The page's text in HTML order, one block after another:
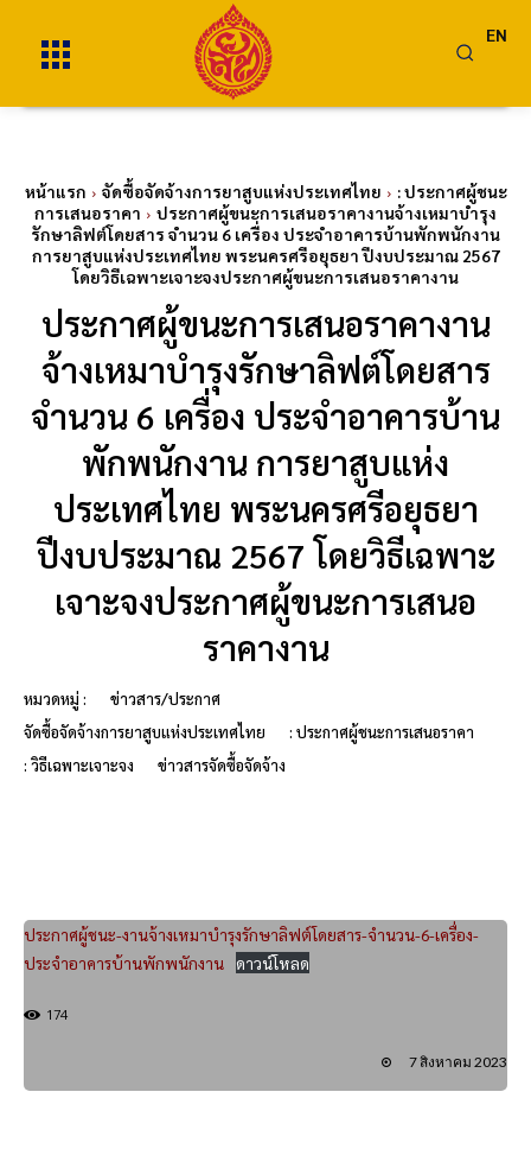
EN
หน้าแรก จัดซื้อจัดจ้างการยาสูบแห่งประเทศไทย
: ประกาศผู้ชนะ
การเสนอราคา
ประกาศผู้ขนะการเสนอราคางานจ้างเหมาบำรุง
รักษาลิฟต์โดยสาร จำนวน 6 เครื่อง ประจำอาคารบ้านพักพนักงาน
การยาสูบแห่งประเทศไทย พระนครศรีอยุธยา ปีงบประมาณ 2567
โดยวิธีเฉพาะเจาะจงประกาศผู้ขนะการเสนอราคางาน
ประกาศผู้ขนะการเสนอราคางาน
จ้างเหมาบำรุงรักษาลิฟต์โดยสาร
จำนวน 6 เครื่อง ประจำอาคารบ้าน
พักพนักงาน การยาสูบแห่ง
ประเทศไทย พระนครศรีอยุธยา
ปีงบประมาณ 2567 โดยวิธีเฉพาะ
เจาะจงประกาศผู้ขนะการเสนอ
ราคางาน
หมวดหมู่ :
ข่าวสาร/ประกาศ
จัดซื้อจัดจ้างการยาสูบแห่งประเทศไทย
: ประกาศผู้ชนะการเสนอราคา
: วิธีเฉพาะเจาะจง
ข่าวสารจัดซื้อจัดจ้าง
ประกาศผู้ชนะ-งานจ้างเหมาบำรุงรักษาลิฟต์โดยสาร-จำนวน-6-เครื่อง-
ประจำอาคารบ้านพักพนักงาน
ดาวน์โหลด
174
7 สิงหาคม 2023